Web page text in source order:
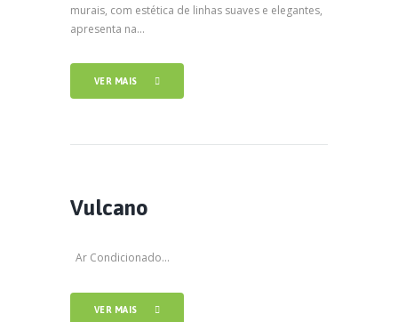
murais, com estética de linhas suaves e elegantes,
apresenta na...
VER MAIS
Vulcano
Ar Condicionado...
VER MAIS